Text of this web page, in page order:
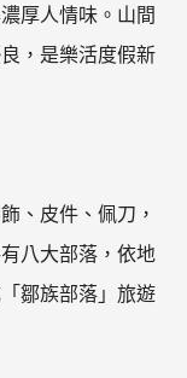
厚人情味。山間
，是樂活度假新
、皮件、佩刀，
八大部落，依地
鄒族部落」旅遊